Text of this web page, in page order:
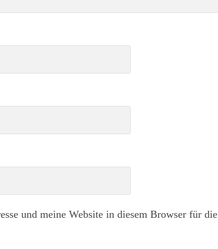
und meine Website in diesem Browser für die